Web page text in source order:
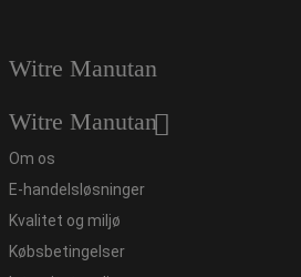
Witre Manutan
Witre Manutan
Om os
E-handelsløsninger
Kvalitet og miljø
Købsbetingelser